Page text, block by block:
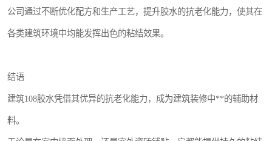
公司通过不断优化配方和生产工艺，提升胶水的抗老化能力，使其在
各类建筑环境中均能发挥出色的粘结效果。
结语
建筑108胶水凭借其优异的抗老化能力，成为建筑装修中**的辅助材
料。